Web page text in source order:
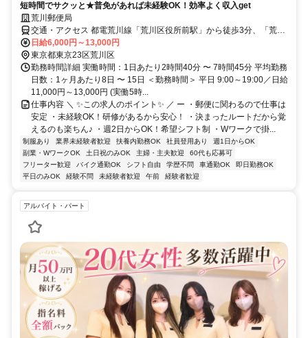
短時間でサクッと★普免があれば未経験OK！効率よく収入get
荒川郵便局
交通・アクセス 都電荒川線「荒川区役所前駅」から徒歩3分、「荒川
一中前駅」から徒歩7分
日給6,000円～13,000円
東京都東京23区荒川区
勤務時間詳細 実働時間：1日あたり2時間40分 〜 7時間45分 平均勤務
日数：1ヶ月あたり8日 〜 15日 ＜勤務時間＞ 平日 9:00～19:00／日給
11,000円～13,000円 (実働5時...
仕事内容 ＼ ✨この求人のポイント✨ ／ ー ・郵便に関わるので仕事は
安定 ・未経験OK！研修があるから安心！ ・決まったルートだから覚
えるのも楽ちん♪ ・週2日からOK！希望シフト制 ・Wワークで掛...
制服あり 業界未経験者歓迎 扶養内勤務OK 社員登用あり
週1日からOK
副業・WワークOK
土日祝のみOK 主婦・主夫歓迎
60代も応募可
フリーター歓迎
バイク通勤OK シフト自由 学歴不問 車通勤OK
即日勤務OK
平日のみOK
経験不問 未経験者歓迎 午前 経験者歓迎
アルバイト・パート